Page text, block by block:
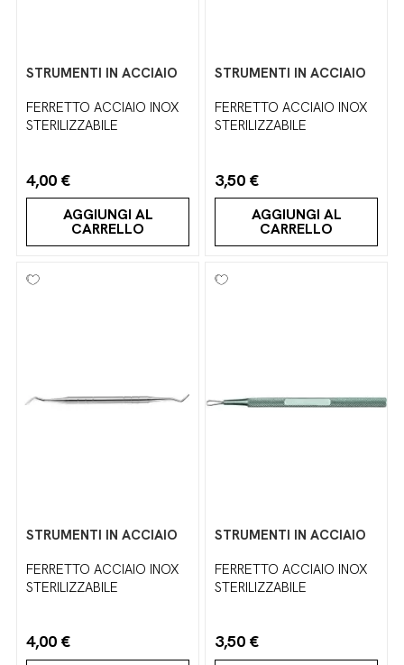
STRUMENTI IN ACCIAIO
FERRETTO ACCIAIO INOX
STERILIZZABILE
4,00 €
AGGIUNGI AL
CARRELLO
STRUMENTI IN ACCIAIO
FERRETTO ACCIAIO INOX
STERILIZZABILE
3,50 €
AGGIUNGI AL
CARRELLO
STRUMENTI IN ACCIAIO
FERRETTO ACCIAIO INOX
STERILIZZABILE
4,00 €
STRUMENTI IN ACCIAIO
FERRETTO ACCIAIO INOX
STERILIZZABILE
3,50 €